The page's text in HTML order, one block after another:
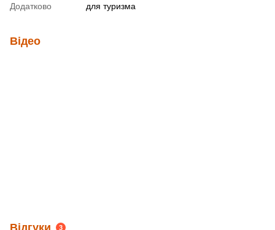
Додатково для туризма
Відео
Відгуки 3